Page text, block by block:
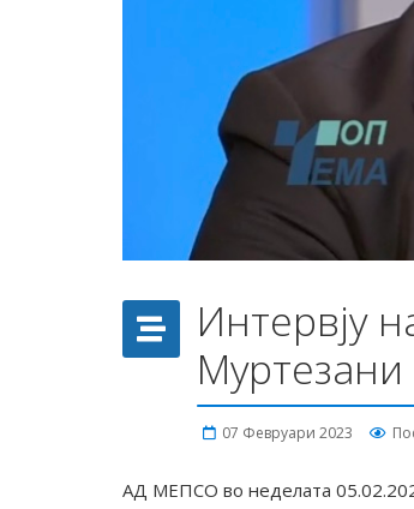
Интервју
07 Февруари 2023
АД МЕПСО во неделата